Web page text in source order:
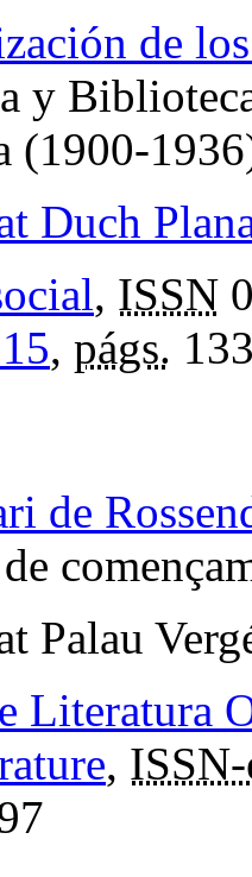
de
y
(1900-
Duch
, ISSN
, págs.
de
Palau
Literatura
,